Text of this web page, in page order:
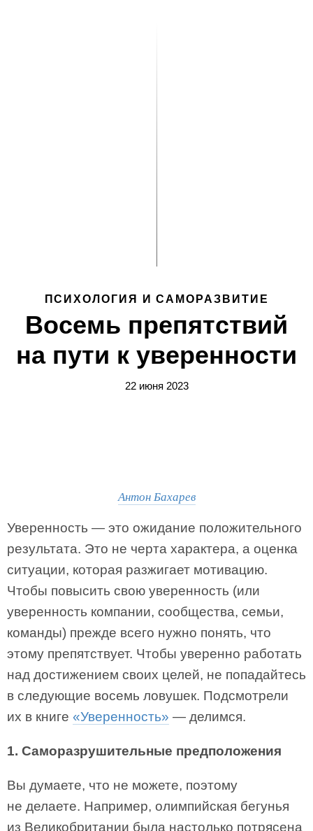
ПСИХОЛОГИЯ И САМОРАЗВИТИЕ
Восемь препятствий
на пути к уверенности
22 июня 2023
Антон Бахарев
Уверенность — это ожидание положительного
результата. Это не черта характера, а оценка
ситуации, которая разжигает мотивацию.
Чтобы повысить свою уверенность (или
уверенность компании, сообщества, семьи,
команды) прежде всего нужно понять, что
этому препятствует. Чтобы уверенно работать
над достижением своих целей, не попадайтесь
в следующие восемь ловушек. Подсмотрели
их в книге «Уверенность» — делимся.
1. Саморазрушительные предположения
Вы думаете, что не можете, поэтому
не делаете. Например, олимпийская бегунья
из Великобритании была настолько потрясена